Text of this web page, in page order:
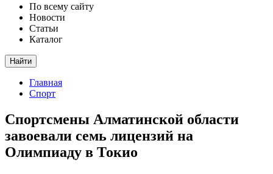
По всему сайту
Новости
Статьи
Каталог
Найти
Главная
Спорт
Спортсмены Алматинской области
завоевали семь лицензий на
Олимпиаду в Токио